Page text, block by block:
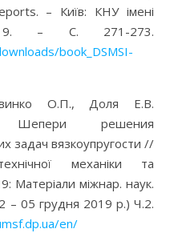
– Київ: КНУ імені
– С. 271-273.
book_DSMSI-
О.П., Доля Е.В.
Шепери решения
задач вязкоупругости //
механіки та
Матеріали міжнар. наук.
– 05 грудня 2019 р.) Ч.2.
en/